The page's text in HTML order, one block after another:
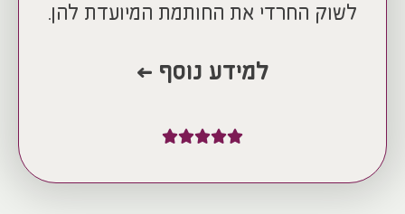
לשוק החרדי את החותמת המיועדת להן.
למידע נוסף >